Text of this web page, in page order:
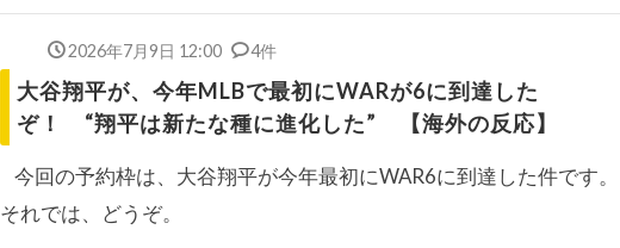
2026年7月9日 12:00 4件
大谷翔平が、今年MLBで最初にWARが6に到達した
ぞ！ “翔平は新たな種に進化した” 【海外の反応】
今回の予約枠は、大谷翔平が今年最初にWAR6に到達した件です。
それでは、どうぞ。